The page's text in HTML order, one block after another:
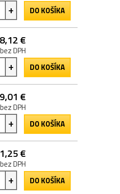
+ DO KOŠÍKA
€
DPH
+ DO KOŠÍKA
€
DPH
+ DO KOŠÍKA
€
DPH
+ DO KOŠÍKA